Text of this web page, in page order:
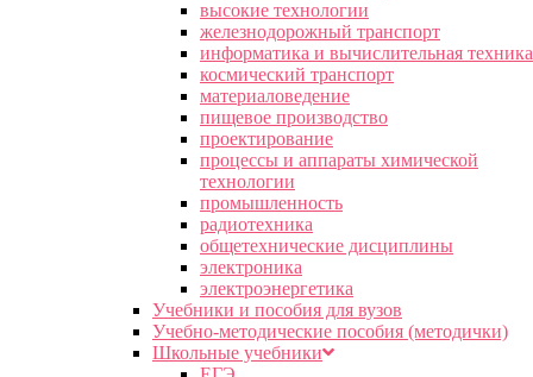
высокие технологии
железнодорожный транспорт
информатика и вычислительная техника
космический транспорт
материаловедение
пищевое производство
проектирование
процессы и аппараты химической
технологии
промышленность
радиотехника
общетехнические дисциплины
электроника
электроэнергетика
Учебники и пособия для вузов
Учебно-методические пособия (методички)
Школьные учебники